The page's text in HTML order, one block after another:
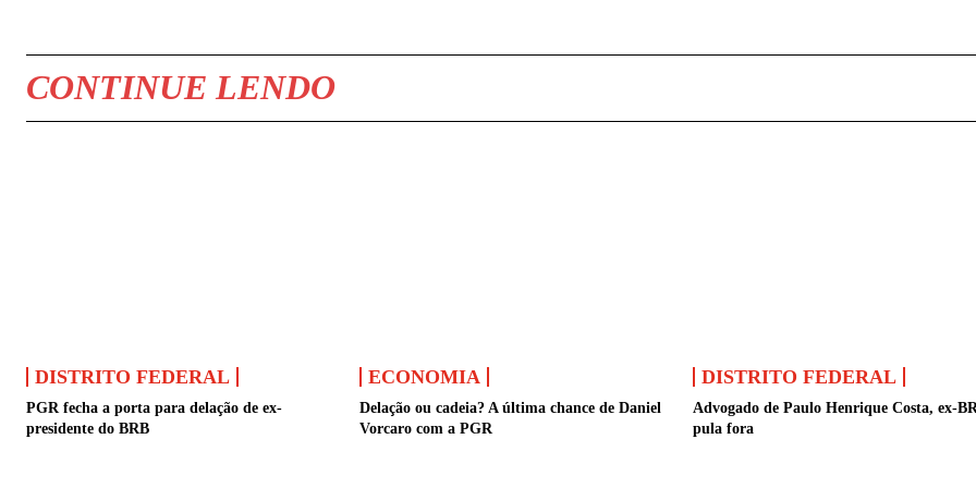
CONTINUE LENDO
DISTRITO FEDERAL
PGR fecha a porta para delação de ex-
presidente do BRB
ECONOMIA
Delação ou cadeia? A última chance de Daniel
Vorcaro com a PGR
DISTRITO FEDERAL
Advogado de Paulo Henrique Costa, ex-
pula fora